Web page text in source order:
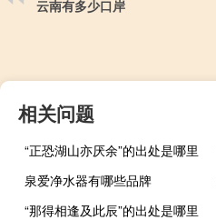
云南有多少口岸
相关问题
“正恐湖山亦厌余”的出处是哪里
泉爱净水器有哪些品牌
“那得相逢及此辰”的出处是哪里